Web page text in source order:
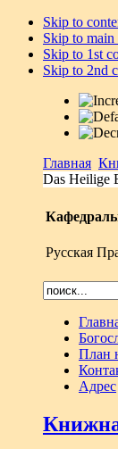
Skip to
Skip to main
Skip to 1st
Skip to 2nd
Главная
Das Heilige
Русская
План
Адрес